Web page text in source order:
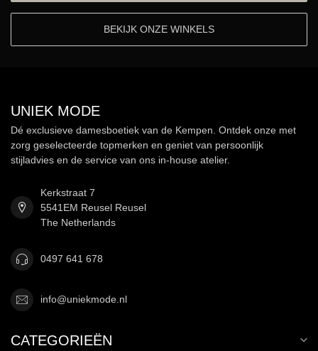
BEKIJK ONZE WINKELS
UNIEK MODE
Dé exclusieve damesboetiek van de Kempen. Ontdek onze met
zorg geselecteerde topmerken en geniet van persoonlijk
stijladvies en de service van ons in-house atelier.
Kerkstraat 7
5541EM Reusel Reusel
The Netherlands
0497 641 678
info@uniekmode.nl
CATEGORIEËN